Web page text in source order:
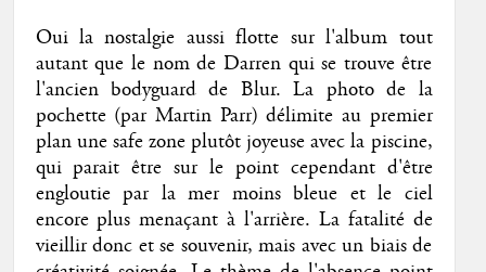
Oui la nostalgie aussi flotte sur l'album tout
autant que le nom de Darren qui se trouve être
l'ancien bodyguard de Blur. La photo de la
pochette (par Martin Parr) délimite au premier
plan une safe zone plutôt joyeuse avec la piscine,
qui parait être sur le point cependant d'être
engloutie par la mer moins bleue et le ciel
encore plus menaçant à l'arrière. La fatalité de
vieillir donc et se souvenir, mais avec un biais de